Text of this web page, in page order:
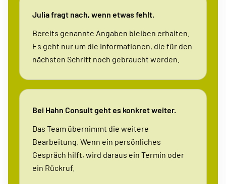
Julia fragt nach, wenn etwas fehlt.
Bereits genannte Angaben bleiben erhalten.
Es geht nur um die Informationen, die für den
nächsten Schritt noch gebraucht werden.
Bei Hahn Consult geht es konkret weiter.
Das Team übernimmt die weitere
Bearbeitung. Wenn ein persönliches
Gespräch hilft, wird daraus ein Termin oder
ein Rückruf.